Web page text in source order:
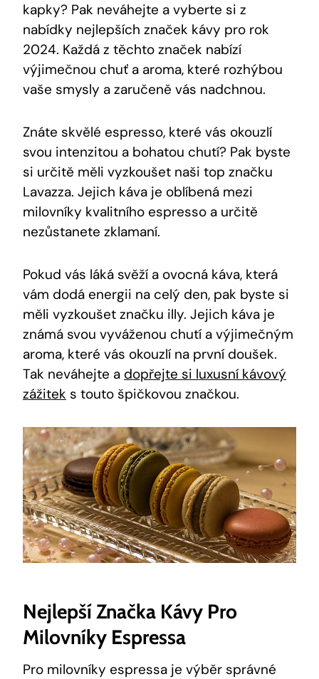
kapky? Pak neváhejte a⁢ vyberte ‌si z⁤
nabídky nejlepších značek kávy pro rok
2024. Každá ⁣z těchto‍ značek ‍nabízí‌
výjimečnou chuť⁣ a aroma, které rozhýbou
vaše smysly a zaručeně​ vás nadchnou.
Znáte skvělé espresso, které vás okouzlí
svou intenzitou a bohatou chutí? Pak byste
si ⁤určitě měli vyzkoušet naši top značku
Lavazza. Jejich káva je ⁢oblíbená mezi
milovníky kvalitního espresso a ​určitě
nezůstanete zklamaní.
Pokud ⁤vás láká svěží‌ a ovocná káva, která⁢
vám ⁤dodá energii ​na celý den, pak byste si
měli ‍vyzkoušet značku illy. Jejich káva je
známá svou vyváženou chutí a výjimečným
aroma, ⁤které‌ vás okouzlí ⁤na první ​doušek.
‍Tak neváhejte a​ dopřejte si luxusní kávový
zážitek ​s touto špičkovou ⁣značkou.
Nejlepší Značka Kávy Pro
Milovníky Espressa
Pro milovníky espressa je výběr správné